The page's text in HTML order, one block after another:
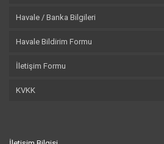
Havale / Banka Bilgileri
Havale Bildirim Formu
İletişim Formu
KVKK